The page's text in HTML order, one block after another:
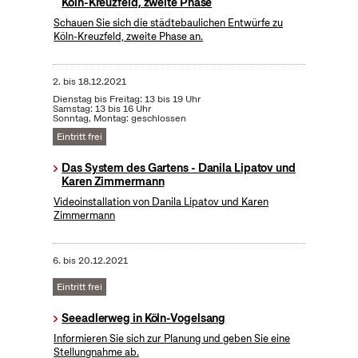
Schauen Sie sich die städtebaulichen Entwürfe zu
Köln-Kreuzfeld, zweite Phase an.
2. bis18.12.2021
Dienstag bis Freitag: 13 bis 19 Uhr
Samstag: 13 bis 16 Uhr
Sonntag, Montag: geschlossen
Eintritt frei
Das System des Gartens - Danila Lipatov und
Karen Zimmermann
Videoinstallation von Danila Lipatov und Karen
Zimmermann
6. bis20.12.2021
Eintritt frei
Seeadlerweg in Köln-Vogelsang
Informieren Sie sich zur Planung und geben Sie eine
Stellungnahme ab.